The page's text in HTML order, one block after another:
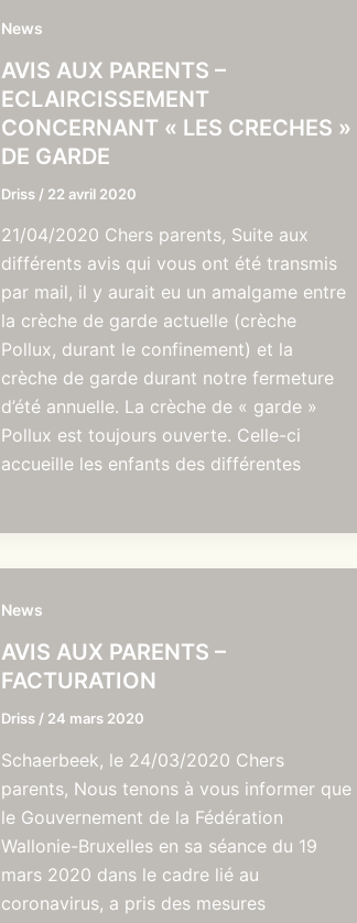
News
AVIS AUX PARENTS –
ECLAIRCISSEMENT
CONCERNANT « LES CRECHES »
DE GARDE
Driss / 22 avril 2020
21/04/2020 Chers parents, Suite aux
différents avis qui vous ont été transmis
par mail, il y aurait eu un amalgame entre
la crèche de garde actuelle (crèche
Pollux, durant le confinement) et la
crèche de garde durant notre fermeture
d’été annuelle. La crèche de « garde »
Pollux est toujours ouverte. Celle-ci
accueille les enfants des différentes
News
AVIS AUX PARENTS –
FACTURATION
Driss / 24 mars 2020
Schaerbeek, le 24/03/2020 Chers
parents, Nous tenons à vous informer que
le Gouvernement de la Fédération
Wallonie-Bruxelles en sa séance du 19
mars 2020 dans le cadre lié au
coronavirus, a pris des mesures